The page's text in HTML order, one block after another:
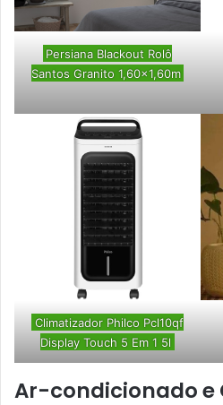
Persiana Blackout Rolô
Santos Granito 1,60×1,60m
Climatizador Philco Pcl10qf
Display Touch 5 Em 1 5l
Ar-condicionado e